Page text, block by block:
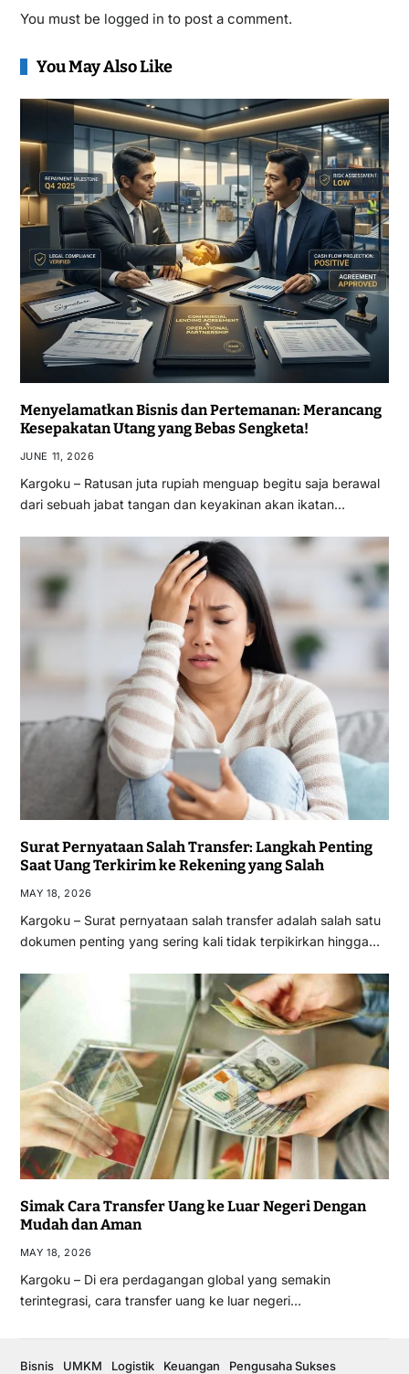
You must be logged in to post a comment.
You May Also Like
Menyelamatkan Bisnis dan Pertemanan: Merancang
Kesepakatan Utang yang Bebas Sengketa!
JUNE 11, 2026
Kargoku – Ratusan juta rupiah menguap begitu saja berawal
dari sebuah jabat tangan dan keyakinan akan ikatan…
Surat Pernyataan Salah Transfer: Langkah Penting
Saat Uang Terkirim ke Rekening yang Salah
MAY 18, 2026
Kargoku – Surat pernyataan salah transfer adalah salah satu
dokumen penting yang sering kali tidak terpikirkan hingga…
Simak Cara Transfer Uang ke Luar Negeri Dengan
Mudah dan Aman
MAY 18, 2026
Kargoku – Di era perdagangan global yang semakin
terintegrasi, cara transfer uang ke luar negeri…
Bisnis UMKM Logistik Keuangan Pengusaha Sukses